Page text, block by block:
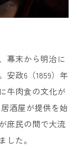
幕末から明治に
安政6（1859）年
牛肉食の文化が
酒屋が提供を始
庶民の間で大流
た。